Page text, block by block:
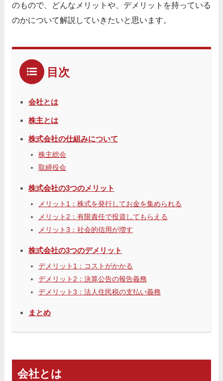
のもので、どんなメリットや、デメリットを持っている
のかについて解説していきたいと思います。
目次
会社とは
株主とは
株式会社の仕組みについて
株主総会
取締役会
株式会社の3つのメリット
メリット1：株式を発行してお金を集められる
メリット2：有限責任で投資してもらえる
メリット3：社会的信用が増す
株式会社の3つのデメリット
デメリット1：コストがかかる
デメリット2：決算公告の報告義務
デメリット3：法人住民税の支払い義務
まとめ
会社とは